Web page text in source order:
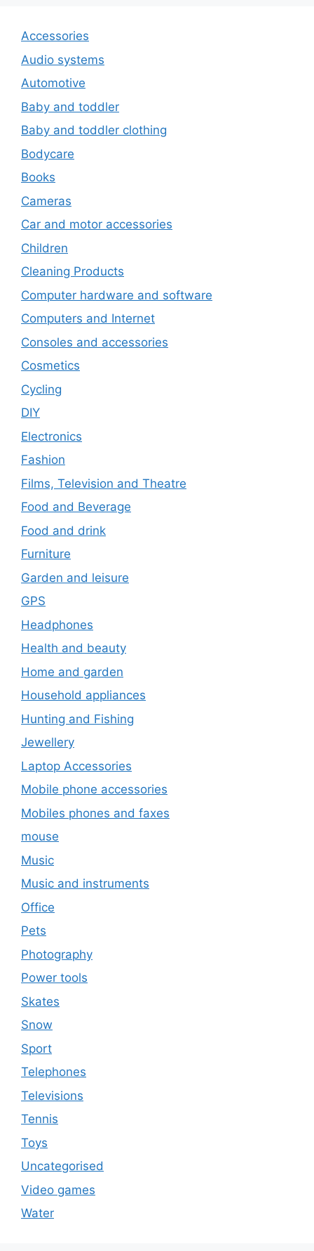
Accessories
Audio systems
Automotive
Baby and toddler
Baby and toddler clothing
Bodycare
Books
Cameras
Car and motor accessories
Children
Cleaning Products
Computer hardware and software
Computers and Internet
Consoles and accessories
Cosmetics
Cycling
DIY
Electronics
Fashion
Films, Television and Theatre
Food and Beverage
Food and drink
Furniture
Garden and leisure
GPS
Headphones
Health and beauty
Home and garden
Household appliances
Hunting and Fishing
Jewellery
Laptop Accessories
Mobile phone accessories
Mobiles phones and faxes
mouse
Music
Music and instruments
Office
Pets
Photography
Power tools
Skates
Snow
Sport
Telephones
Televisions
Tennis
Toys
Uncategorised
Video games
Water